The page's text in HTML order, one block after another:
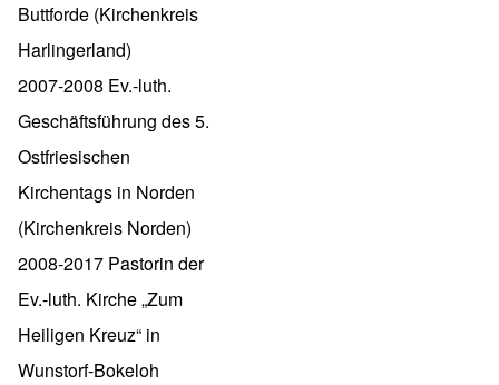
Buttforde (Kirchenkreis
Harlingerland)
2007-2008 Ev.-luth.
Geschäftsführung des 5.
Ostfriesischen
Kirchentags in Norden
(Kirchenkreis Norden)
2008-2017 Pastorin der
Ev.-luth. Kirche „Zum
Heiligen Kreuz“ in
Wunstorf-Bokeloh